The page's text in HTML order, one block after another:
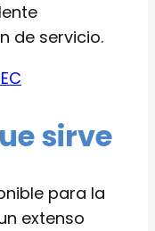
de servicio.
sirve
para la
extenso